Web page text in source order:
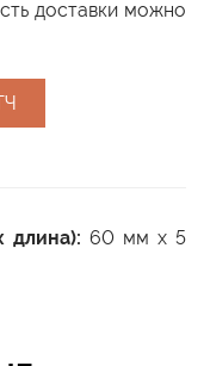
доставки можно
длина): 60 мм х 5